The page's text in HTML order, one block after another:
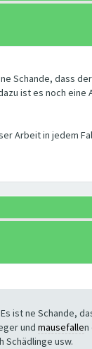
Schande, dass
ist es noch
Arbeit in jedem
ist ne Schande,
und mausefallen
Schädlinge usw.